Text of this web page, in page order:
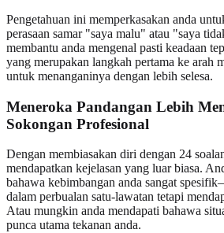
Pengetahuan ini memperkasakan anda
perasaan samar "saya malu" atau "saya
membantu anda mengenal pasti keadaan
yang merupakan langkah pertama ke arah
untuk menanganinya dengan lebih selesa.
Meneroka Pandangan Lebih
Sokongan Profesional
Dengan membiasakan diri dengan 24
mendapatkan kejelasan yang luar biasa.
bahawa kebimbangan anda sangat
dalam perbualan satu-lawatan tetapi
Atau mungkin anda mendapati bahawa
punca utama tekanan anda.